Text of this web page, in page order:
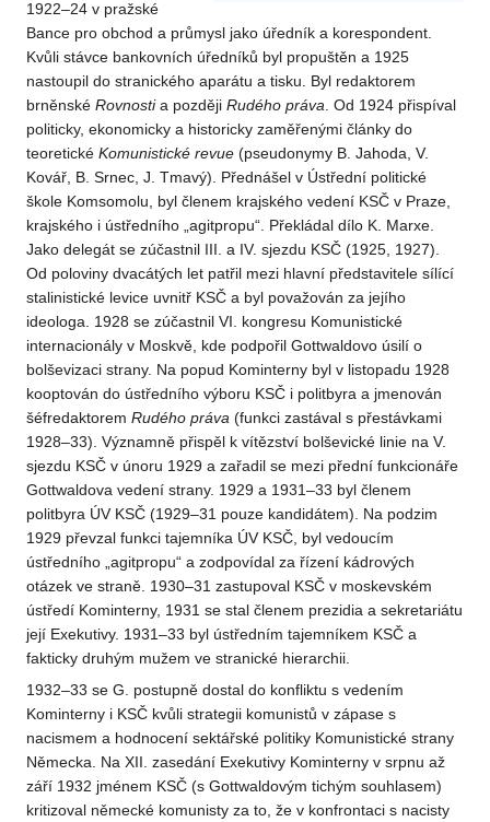
1922–24 v pražské
Bance pro obchod a průmysl jako úředník a korespondent.
Kvůli stávce bankovních úředníků byl propuštěn a 1925
nastoupil do stranického aparátu a tisku. Byl redaktorem
brněnské Rovnostia později Rudého práva . Od 1924 přispíval
politicky, ekonomicky a historicky zaměřenými články do
teoretické Komunistické revue (pseudonymy B. Jahoda, V.
Kovář, B. Srnec, J. Tmavý). Přednášel v Ústřední politické
škole Komsomolu, byl členem krajského vedení KSČ v Praze,
krajského i ústředního „agitpropu“. Překládal dílo K. Marxe.
Jako delegát se zúčastnil III. a IV. sjezdu KSČ (1925, 1927).
Od poloviny dvacátých let patřil mezi hlavní představitele sílící
stalinistické levice uvnitř KSČ a byl považován za jejího
ideologa. 1928 se zúčastnil VI. kongresu Komunistické
internacionály v Moskvě, kde podpořil Gottwaldovo úsilí o
bolševizaci strany. Na popud Kominterny byl v listopadu 1928
kooptován do ústředního výboru KSČ i politbyra a jmenován
šéfredaktorem Rudého práva (funkci zastával s přestávkami
1928–33). Významně přispěl k vítězství bolševické linie na V.
sjezdu KSČ v únoru 1929 a zařadil se mezi přední funkcionáře
Gottwaldova vedení strany. 1929 a 1931–33 byl členem
politbyra ÚV KSČ (1929–31 pouze kandidátem). Na podzim
1929 převzal funkci tajemníka ÚV KSČ, byl vedoucím
ústředního „agitpropu“ a zodpovídal za řízení kádrových
otázek ve straně. 1930–31 zastupoval KSČ v moskevském
ústředí Kominterny, 1931 se stal členem prezidia a sekretariátu
její Exekutivy. 1931–33 byl ústředním tajemníkem KSČ a
fakticky druhým mužem ve stranické hierarchii.
1932–33 se G. postupně dostal do konfliktu s vedením
Kominterny i KSČ kvůli strategii komunistů v zápase s
nacismem a hodnocení sektářské politiky Komunistické strany
Německa. Na XII. zasedání Exekutivy Kominterny v srpnu až
září 1932 jménem KSČ (s Gottwaldovým tichým souhlasem)
kritizoval německé komunisty za to, že v konfrontaci s nacisty